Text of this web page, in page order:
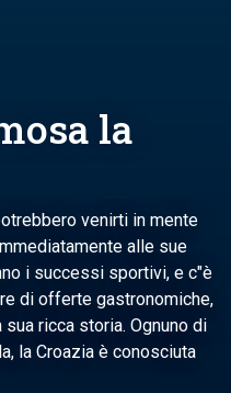
la
venirti in mente
alle sue
i successi sportivi, e c"è
di offerte gastronomiche,
ricca storia. Ognuno di
la Croazia è conosciuta